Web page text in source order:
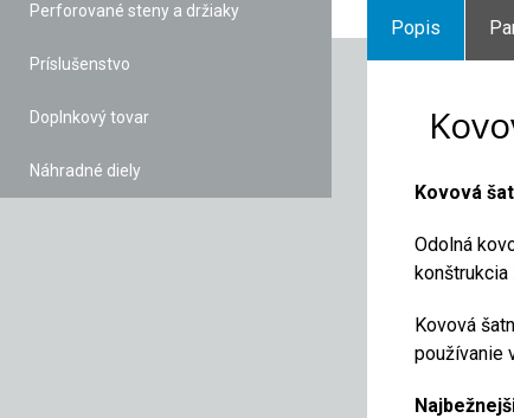
Perforované steny a držiaky
Príslušenstvo
Doplnkový tovar
Náhradné diely
Popis
Kovová
Odolná
Kovová
používanie